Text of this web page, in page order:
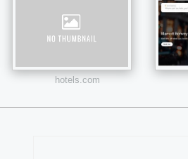
hotels.com